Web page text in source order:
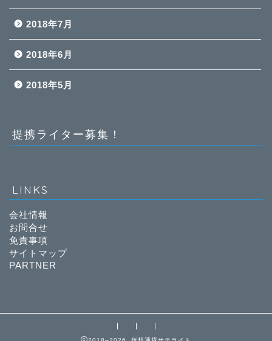
2018年7月
2018年6月
2018年5月
提携ライター募集！
LINKS
会社情報
お問合せ
免責事項
サイトマップ
PARTNER